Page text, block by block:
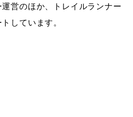
営のほか、トレイルランナー
しています。